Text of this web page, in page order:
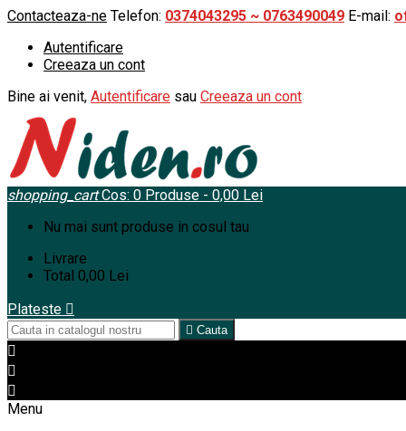
Contacteaza-ne Telefon: 0374043295 ~ 0763490049 E-mail:
Autentificare
Creeaza un cont
Bine ai venit, Autentificare sau Creeaza un cont
shopping_cart Cos: 0 Produse - 0,00 Lei
Nu mai sunt produse in cosul tau
Livrare
Total 0,00 Lei
Plateste 
 Cauta



Menu